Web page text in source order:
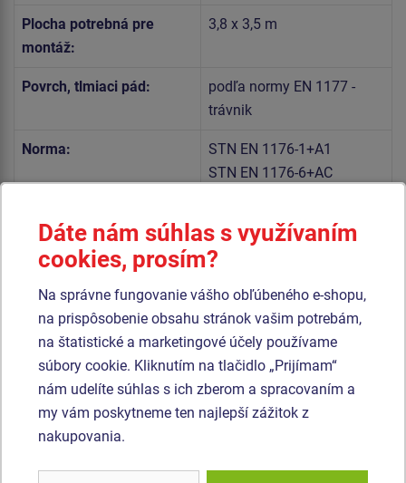
Plocha potrebná pre
montáž:
3,8 x 3,5 m
Povrch, tlmiaci pád:
podľa normy EN 1177 -
trávnik
Norma:
STN EN 1176-1+A1
STN EN 1176-6+AC
Telo hojdačky a sedadlo sú vyrobené z vysoko kvalitného
plastu HDPE (celoprefarbený polyetylén s vysokou
hustotou, ktorýsa vyznačuje vysokou farebnou stálosťou,
odolnosťou proti UV žiareniu a hlavne bezpečnosťou,
pretože je nelámavý a nehrozí tak žiadne nebezpečenstvo
zranenia detí ostrými úlomkami).
Pružina hojdačky je vyrobená zo špeciálnej pružinárskej
ocele a je upravená duplexným nástrekom práškovou
vypaľovacou farbou podľa RAL. Všetok spojovací materiál
Dáte nám súhlas s využívaním
cookies, prosím?
Na správne fungovanie vášho obľúbeného e-shopu,
na prispôsobenie obsahu stránok vašim potrebám,
na štatistické a marketingové účely používame
súbory cookie. Kliknutím na tlačidlo „Prijímam“
nám udelíte súhlas s ich zberom a spracovaním a
my vám poskytneme ten najlepší zážitok z
nakupovania.